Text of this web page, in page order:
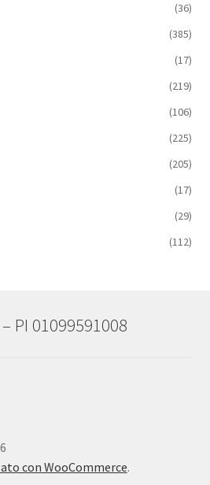
(36)
(385)
(17)
(219)
(106)
(225)
(205)
(17)
(29)
(112)
PI 01099591008
con WooCommerce.